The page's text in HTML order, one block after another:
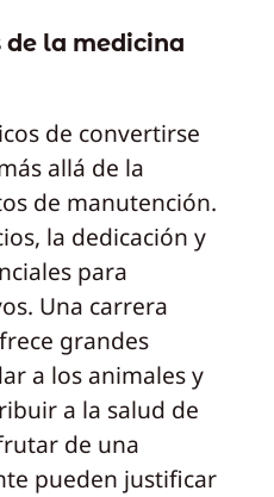
de la medicina
de convertirse
allá de la
de manutención.
la dedicación y
para
Una carrera
grandes
a los animales y
a la salud de
de una
pueden justificar